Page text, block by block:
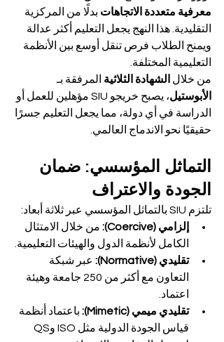
معرفية متعددة الاتجاهات بدلًا من المركزية
التقليدية. هذا النهج يجعل التعليم أكثر عدالة
ويمنح الطلاب فرص تنقل أوسع بين الأنظمة
التعليمية المختلفة.
من خلال الشهادة الثلاثية المرفقة بـ
الأبوستيل
، يصبح خريجو SIU مؤهلين للعمل أو
الدراسة في أي دولة، مما يجعل التعليم جسرًا
حقيقيًا نحو الاندماج العالمي.
التماثل المؤسسي: ضمان
الجودة والاعتراف
تلتزم SIU بالتماثل المؤسسي عبر ثلاثة أبعاد:
إلزامي (Coercive):
من خلال الامتثال
الكامل لأنظمة الدول والهيئات التعليمية.
تقليدي (Normative):
عبر شبكة
التعاون مع أكثر من 250 جامعة وهيئة
اعتماد.
تقليدي ميمي (Mimetic):
باعتماد أنظمة